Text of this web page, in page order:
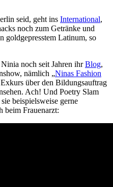
seid, geht ins International,
noch zum Getränke und
goldgepresstem Latinum, so
noch seit Jahren ihrBlog,
nämlich „Ninas Fashion
über den Bildungsauftrag
Ach! Und Poetry Slam
beispielsweise gerne
beim Frauenarzt: